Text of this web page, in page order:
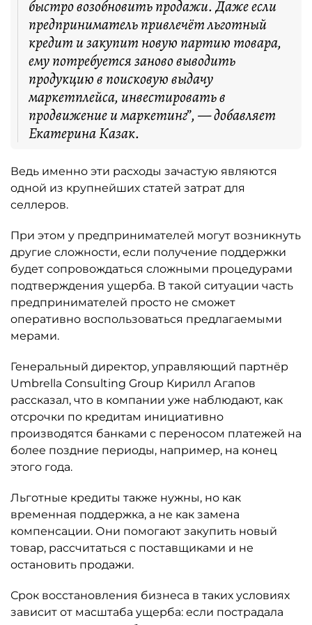
быстро возобновить продажи. Даже если
предприниматель привлечёт льготный
кредит и закупит новую партию товара,
ему потребуется заново выводить
продукцию в поисковую выдачу
маркетплейса, инвестировать в
продвижение и маркетинг”, — добавляет
Екатерина Казак.
Ведь именно эти расходы зачастую являются
одной из крупнейших статей затрат для
селлеров.
При этом у предпринимателей могут возникнуть
другие сложности, если получение поддержки
будет сопровождаться сложными процедурами
подтверждения ущерба. В такой ситуации часть
предпринимателей просто не сможет
оперативно воспользоваться предлагаемыми
мерами.
Генеральный директор, управляющий партнёр
Umbrella Consulting Group Кирилл Агапов
рассказал, что в компании уже наблюдают, как
отсрочки по кредитам инициативно
производятся банками с переносом платежей на
более поздние периоды, например, на конец
этого года.
Льготные кредиты также нужны, но как
временная поддержка, а не как замена
компенсации. Они помогают закупить новый
товар, рассчитаться с поставщиками и не
остановить продажи.
Срок восстановления бизнеса в таких условиях
зависит от масштаба ущерба: если пострадала